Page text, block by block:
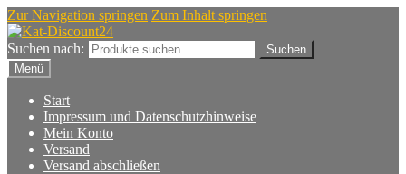
Zur Navigation springen Zum Inhalt springen
Suchen nach:
Suchen
Menü
Start
Impressum und Datenschutzhinweise
Mein Konto
Versand
Versand abschließen